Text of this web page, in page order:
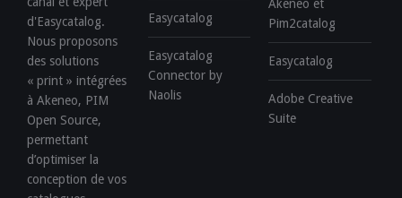
d'Easycatalog.
Nous proposons
des solutions
« print » intégrées
à Akeneo, PIM
Open Source,
permettant
d’optimiser la
conception de vos
Easycatalog
Easycatalog
Connector by
Naolis
Akeneo et
Pim2catalog
Easycatalog
Adobe Creative
Suite